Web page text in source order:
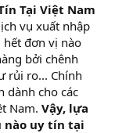
Tại Việt Nam
vụ xuất nhập
hết đơn vị nào
bởi chênh
rủi ro... Chính
dành cho các
Nam. Vậy, lựa
nào uy tín tại